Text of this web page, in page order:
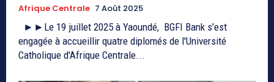
Afrique Centrale 7 Août 2025
engagée à accueillir quatre diplomés de l'Université
Catholique d'Afrique Centrale...